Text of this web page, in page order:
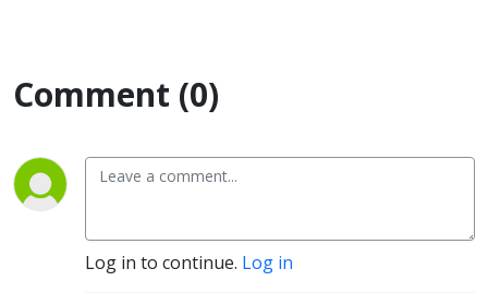
Comment (0)
Log in to continue. Log in